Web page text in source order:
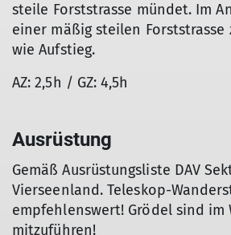
steile Forststrasse mündet. Im
einer mäßig steilen Forststrasse
wie Aufstieg.
AZ: 2,5h / GZ: 4,5h
Ausrüstung
Gemäß Ausrüstungsliste DAV
Vierseenland. Teleskop-
empfehlenswert! Grödel sind im
mitzuführen!